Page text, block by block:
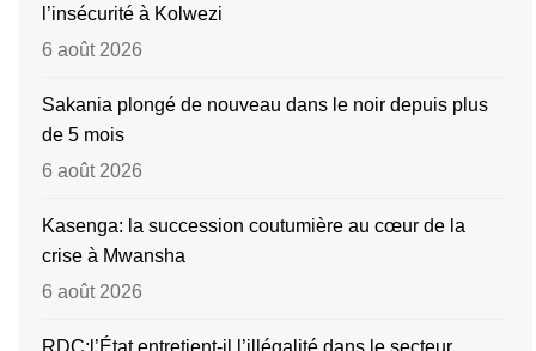
l’insécurité à Kolwezi
6 août 2026
Sakania plongé de nouveau dans le noir depuis plus
de 5 mois
6 août 2026
Kasenga: la succession coutumière au cœur de la
crise à Mwansha
6 août 2026